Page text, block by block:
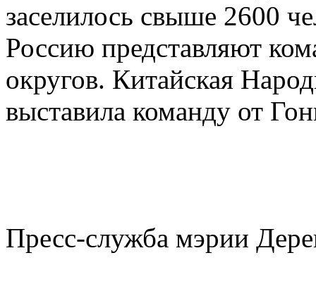
заселилось свыше 2600
Россию представляют
округов. Китайская
выставила команду от
Пресс-служба мэрии